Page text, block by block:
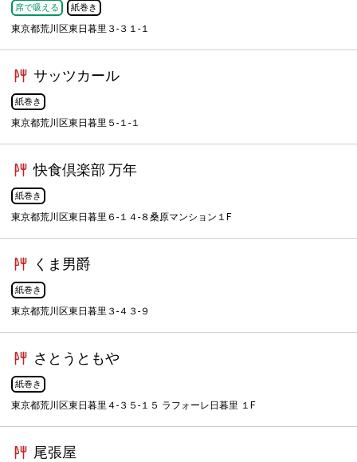
席で吸える 紙巻き
東京都荒川区東日暮里３-３１-１
サッツカール
紙巻き
東京都荒川区東日暮里５-１-１
快食倶楽部 万年
紙巻き
東京都荒川区東日暮里６-１４-８桑原マンション１F
くま男爵
紙巻き
東京都荒川区東日暮里３-４３-９
さとうともや
紙巻き
東京都荒川区東日暮里４-３５-１５ ラフォーレ日暮里 １F
尾張屋